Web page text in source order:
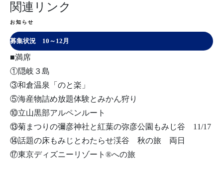
関連リンク
お知らせ
募集状況 10～12月
■満席
①隠岐３島
③和倉温泉「のと楽」
⑤海産物詰め放題体験とみかん狩り
⑩立山黒部アルペンルート
⑬菊まつりの彌彦神社と紅葉の弥彦公園もみじ谷 11/17
⑭話題の床もみじとわたらせ渓谷 秋の旅 両日
⑰東京ディズニーリゾート®への旅